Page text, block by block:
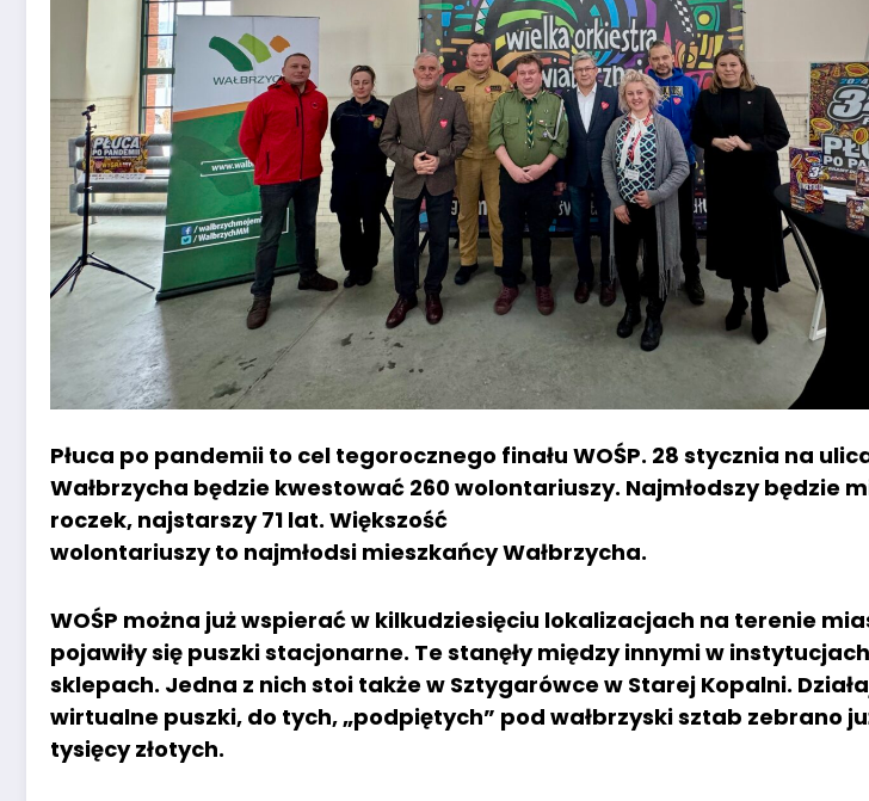
Płuca po pandemii to cel tegorocznego finału WOŚP. 28 stycznia na
Wałbrzycha będzie kwestować 260 wolontariuszy. Najmłodszy będzie
roczek, najstarszy 71 lat. Większość
wolontariuszy to najmłodsi mieszkańcy Wałbrzycha.
WOŚP można już wspierać w kilkudziesięciu lokalizacjach na terenie
pojawiły się puszki stacjonarne. Te stanęły między innymi w
sklepach. Jedna z nich stoi także w Sztygarówce w Starej Kopalni.
wirtualne puszki, do tych, „podpiętych” pod wałbrzyski sztab zebrano
tysięcy złotych.